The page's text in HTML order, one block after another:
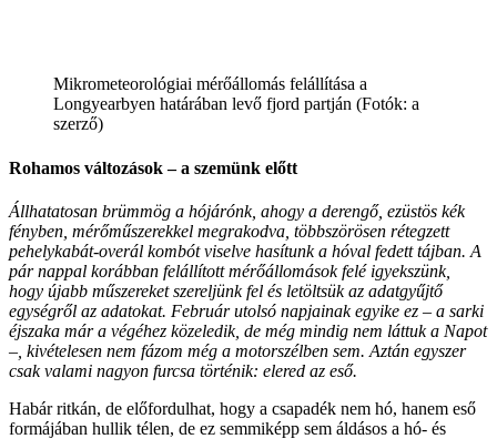
Mikrometeorológiai mérőállomás felállítása a
Longyearbyen határában levő fjord partján (Fotók: a
szerző)
Rohamos változások – a szemünk előtt
Állhatatosan brümmög a hójárónk, ahogy a derengő, ezüstös kék
fényben, mérőműszerekkel megrakodva, többszörösen rétegzett
pehelykabát-overál kombót viselve hasítunk a hóval fedett tájban. A
pár nappal korábban felállított mérőállomások felé igyekszünk,
hogy újabb műszereket szereljünk fel és letöltsük az adatgyűjtő
egységről az adatokat. Február utolsó napjainak egyike ez – a sarki
éjszaka már a végéhez közeledik, de még mindig nem láttuk a Napot
–, kivételesen nem fázom még a motorszélben sem. Aztán egyszer
csak valami nagyon furcsa történik: elered az eső.
Habár ritkán, de előfordulhat, hogy a csapadék nem hó, hanem eső
formájában hullik télen, de ez semmiképp sem áldásos a hó- és